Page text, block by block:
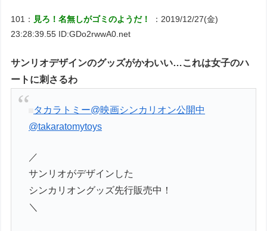
101： 見ろ！名無しがゴミのようだ！
：2019/12/27(金)
23:28:39.55 ID:GDo2rwwA0.net
サンリオデザインのグッズがかわいい…これは女子のハ
ートに刺さるわ
タカラトミー@映画シンカリオン公開中
@takaratomytoys
／
サンリオがデザインした
シンカリオングッズ先行販売中！
＼